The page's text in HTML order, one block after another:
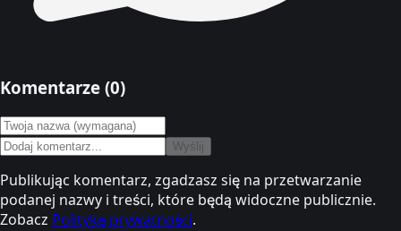
Komentarze (0)
Wyślij
Publikując komentarz, zgadzasz się na przetwarzanie
podanej nazwy i treści, które będą widoczne publicznie.
Zobacz Politykę prywatności.